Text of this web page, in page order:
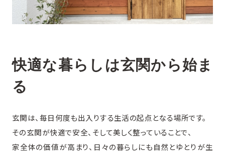
快適な暮らしは玄関から始ま
る
玄関は、毎日何度も出入りする生活の起点となる場所です。
その玄関が快適で安全、そして美しく整っていることで、
家全体の価値が高まり、日々の暮らしにも自然とゆとりが生